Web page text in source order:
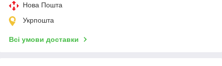
Нова Пошта
Укрпошта
Всі умови доставки